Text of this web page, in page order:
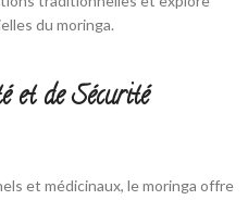
du moringa.
et de Sécurité
et médicinaux, le moringa offre